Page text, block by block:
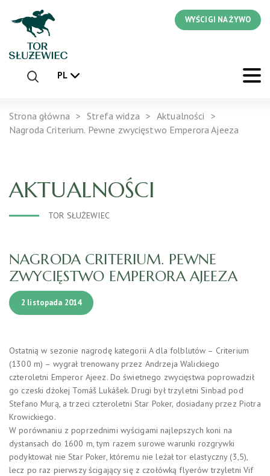
WYŚCIGI NA ŻYWO
PL
Strona główna Strefa widza
Aktualności
Nagroda Criterium. Pewne zwycięstwo Emperora Ajeeza
AKTUALNOŚCI
TOR SŁUŻEWIEC
NAGRODA CRITERIUM. PEWNE
ZWYCIĘSTWO EMPERORA AJEEZA
2 listopada 2014
Ostatnią w sezonie nagrodę kategorii A dla folblutów – Criterium
(1300 m) – wygrał trenowany przez Andrzeja Walickiego
czteroletni Emperor Ajeez. Do świetnego zwycięstwa poprowadził
go czeski dżokej Tomáš Lukášek. Drugi był trzyletni Sinbad pod
Stefano Murą, a trzeci czteroletni Star Poker, dosiadany przez Piotra
Krowickiego.
W porównaniu z poprzednimi wyścigami najlepszych koni na
dystansach do 1600 m, tym razem surowe warunki rozgrywki
podyktował nie Star Poker, któremu nie leżał tor elastyczny (3,5),
lecz po raz pierwszy ścigający się z czołówką flyerów trzyletni Vif